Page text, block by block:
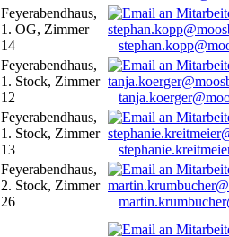
Feyerabendhaus,
1. OG, Zimmer
14
Feyerabendhaus,
1. Stock, Zimmer
12
Feyerabendhaus,
1. Stock, Zimmer
13
Feyerabendhaus,
2. Stock, Zimmer
26